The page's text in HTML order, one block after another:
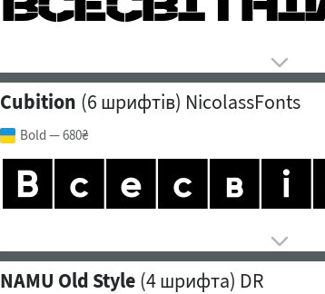
Cubition (6 шрифтів) NicolassFonts
Bold — 680₴
NAMU Old Style (4 шрифта) DR